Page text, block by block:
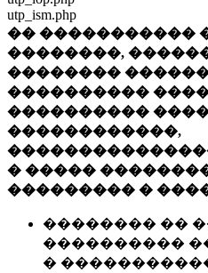
utp_ism.php
�� �����������
��������,
��������
����������
����������
������������,
� �����
��������� �
�������� ��
����������
�